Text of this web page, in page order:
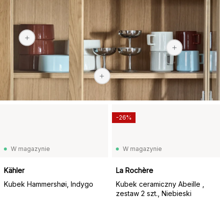
91 zł
W magazynie
Kähler
Kubek Hammershøi, Indygo
W magazynie
La Rochère
Kubek ceramiczny Abeille ,
zestaw 2 szt., Niebieski
-26%